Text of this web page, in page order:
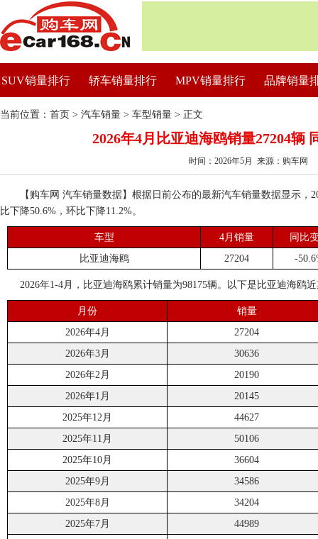
SUV销量排行 轿车销量排行 MPV销量排行 品牌销量
当前位置： 首页 > 汽车销量 > 车型销量 > 正文
2026年4月比亚迪海鸥销量27204辆
时间：2026年5月 来源：购车网
【购车网 汽车销量数据】根据日前公布的最新汽车销量数据显示，
比下降50.6%，环比下降11.2%。
车型 4月销量
同比
比亚迪海鸥
27204 -
2026年1-4月，比亚迪海鸥累计销量为98175辆。以下是比亚迪海鸥
月份
销量
2026年4月
27204
2026年3月
30636
2026年2月
20190
2026年1月
20145
2025年12月
44627
2025年11月
50106
2025年10月
36604
2025年9月
34586
2025年8月
34204
2025年7月
44989